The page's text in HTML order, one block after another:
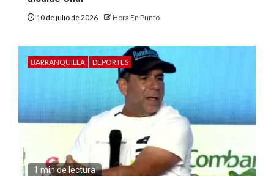
10 de julio de 2026 Hora En Punto
BARRANQUILLA DEPORTES
1 min de lectura